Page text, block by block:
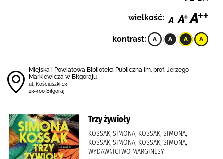
wielkość:
kontrast:
Miejska i Powiatowa Biblioteka Publiczna im. prof. Jerzego
Markiewicza w Biłgoraju
ul. Kościuszki 13
23-400 Biłgoraj
Trzy żywioły
KOSSAK, SIMONA, KOSSAK, SIMONA,
KOSSAK, SIMONA, KOSSAK, SIMONA,
WYDAWNICTWO MARGINESY